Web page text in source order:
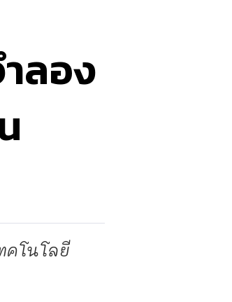
ลอง
คโนโลยี